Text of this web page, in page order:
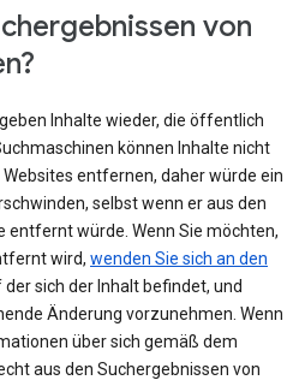
von
Inhalte wieder, die öffentlich
können Inhalte nicht
entfernen, daher würde ein
selbst wenn er aus den
entfernt würde. Wenn Sie möchten,
wird, wenden Sie sich an den
sich der Inhalt befindet, und
Änderung vorzunehmen. Wenn
über sich gemäß dem
aus den Suchergebnissen von